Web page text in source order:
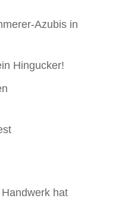
Azubis in
Hingucker!
Handwerk hat